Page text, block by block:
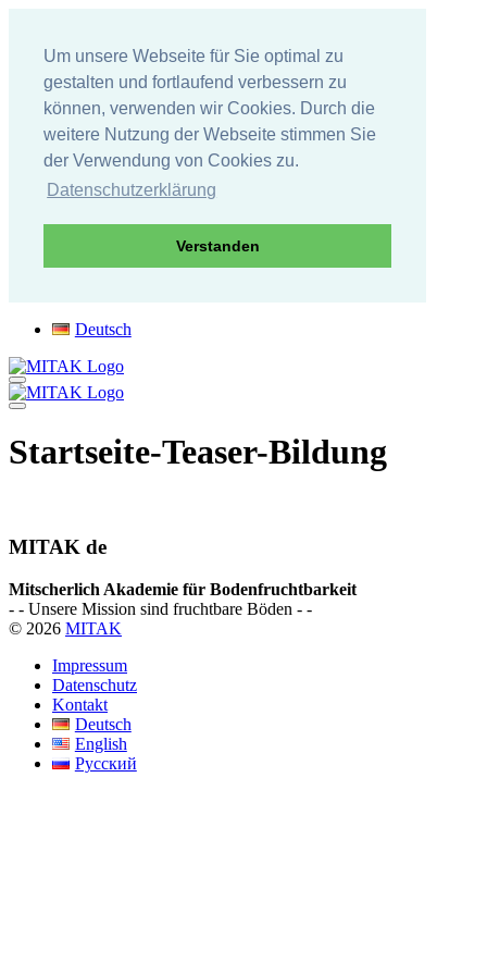
Um unsere Webseite für Sie optimal zu
gestalten und fortlaufend verbessern zu
können, verwenden wir Cookies. Durch die
weitere Nutzung der Webseite stimmen Sie
der Verwendung von Cookies zu.
Datenschutzerklärung
Verstanden
zum
Deutsch
Startseite-Teaser-Bildung
MITAK de
Mitscherlich Akademie für Bodenfruchtbarkeit
- - Unsere Mission sind fruchtbare Böden - -
© 2026 MITAK
Impressum
Datenschutz
Kontakt
Deutsch
English
Русский